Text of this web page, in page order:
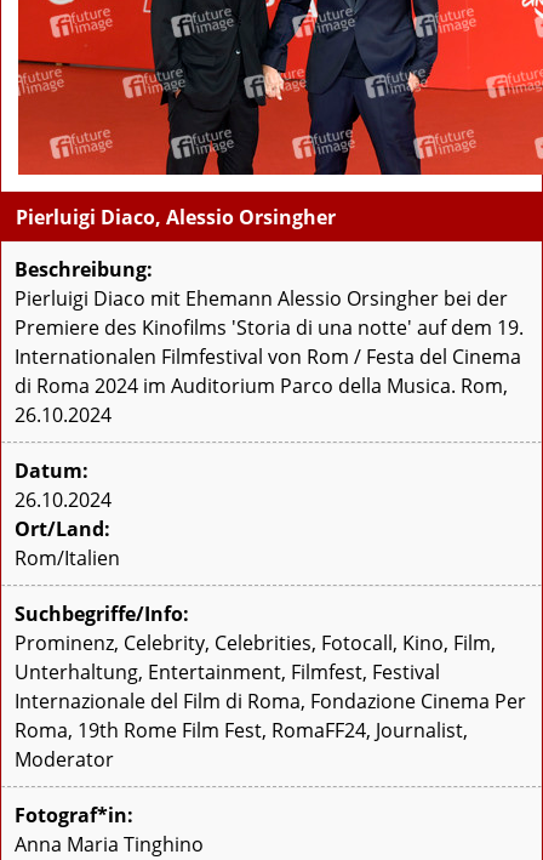
Pierluigi Diaco, Alessio Orsingher
Beschreibung:
Pierluigi Diaco mit Ehemann Alessio Orsingher bei der
Premiere des Kinofilms 'Storia di una notte' auf dem 19.
Internationalen Filmfestival von Rom / Festa del Cinema
di Roma 2024 im Auditorium Parco della Musica. Rom,
26.10.2024
Datum:
26.10.2024
Ort/Land:
Rom/Italien
Suchbegriffe/Info:
Prominenz, Celebrity, Celebrities, Fotocall, Kino, Film,
Unterhaltung, Entertainment, Filmfest, Festival
Internazionale del Film di Roma, Fondazione Cinema Per
Roma, 19th Rome Film Fest, RomaFF24, Journalist,
Moderator
Fotograf*in:
Anna Maria Tinghino